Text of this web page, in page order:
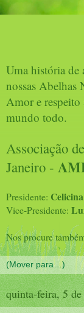
Uma história de
nossas Abelhas
Amor e
mundo todo.
Associação
Janeiro -
Presidente:
Vice-Presidente:
Nos procure
quinta-feira, 5